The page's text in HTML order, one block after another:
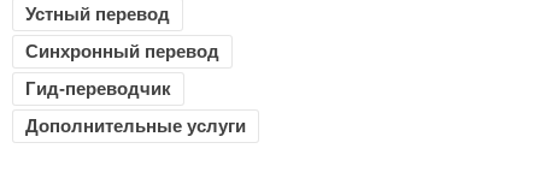
Устный перевод
Синхронный перевод
Гид-переводчик
Дополнительные услуги